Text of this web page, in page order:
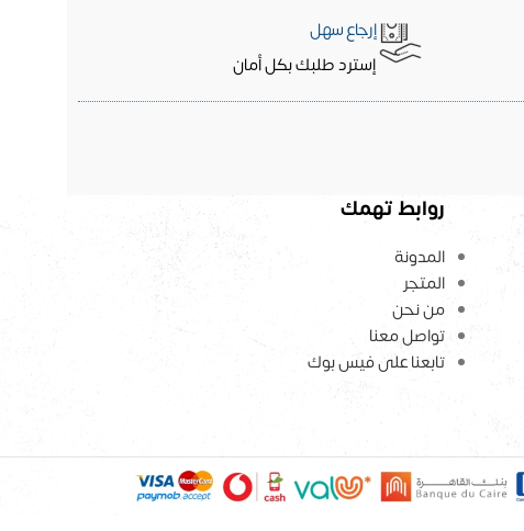
إرجاع سهل
إسترد طلبك بكل أمان
روابط تهمك
المدونة
المتجر
من نحن
تواصل معنا
تابعنا على فيس بوك